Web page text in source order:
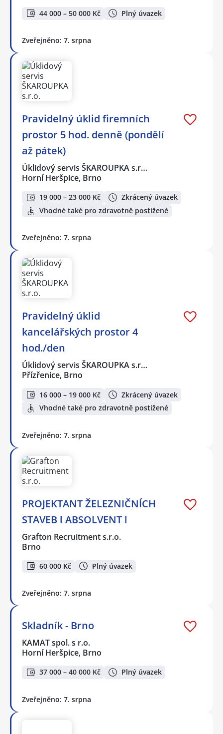
44 000 – 50 000 Kč Plný úvazek
Zveřejněno: 7. srpna
Pravidelný úklid firemních
prostor 5 hod. denně (pondělí
až pátek)
Úklidový servis ŠKAROUPKA s.r…
Horní Heršpice, Brno
19 000 – 23 000 Kč
Zkrácený úvazek
Vhodné také pro zdravotně postižené
Zveřejněno: 7. srpna
Pravidelný úklid
kancelářských prostor 4
hod./den
Úklidový servis ŠKAROUPKA s.r…
Přízřenice, Brno
16 000 – 19 000 Kč
Zkrácený úvazek
Vhodné také pro zdravotně postižené
Zveřejněno: 7. srpna
PROJEKTANT ŽELEZNIČNÍCH
STAVEB l ABSOLVENT l
Grafton Recruitment s.r.o.
Brno
60 000 Kč Plný úvazek
Zveřejněno: 7. srpna
Skladník - Brno
KAMAT spol. s r.o.
Horní Heršpice, Brno
37 000 – 40 000 Kč Plný úvazek
Zveřejněno: 7. srpna